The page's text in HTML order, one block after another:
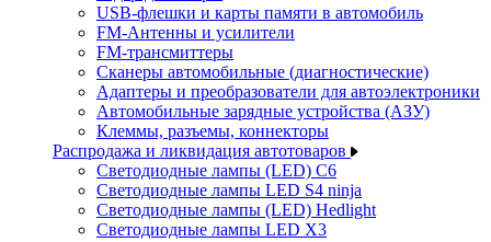
USB-флешки и карты памяти в автомобиль
FM-Антенны и усилители
FM-трансмиттеры
Сканеры автомобильные (диагностические)
Адаптеры и преобразователи для автоэлектроники
Автомобильные зарядные устройства (АЗУ)
Клеммы, разъемы, коннекторы
Распродажа и ликвидация автотоваров
Светодиодные лампы (LED) C6
Светодиодные лампы LED S4 ninja
Светодиодные лампы (LED) Hedlight
Светодиодные лампы LED X3